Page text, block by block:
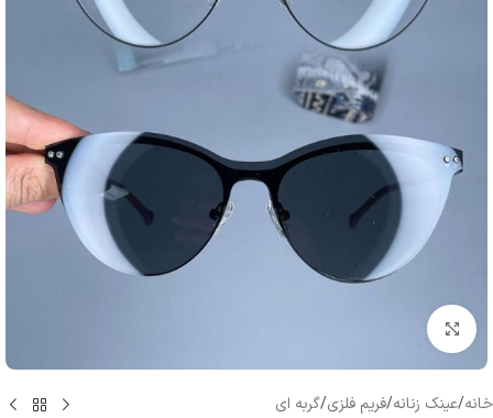
بزرگنمایی تصویر
خانه/عینک زنانه/فریم فلزی/گربه ای